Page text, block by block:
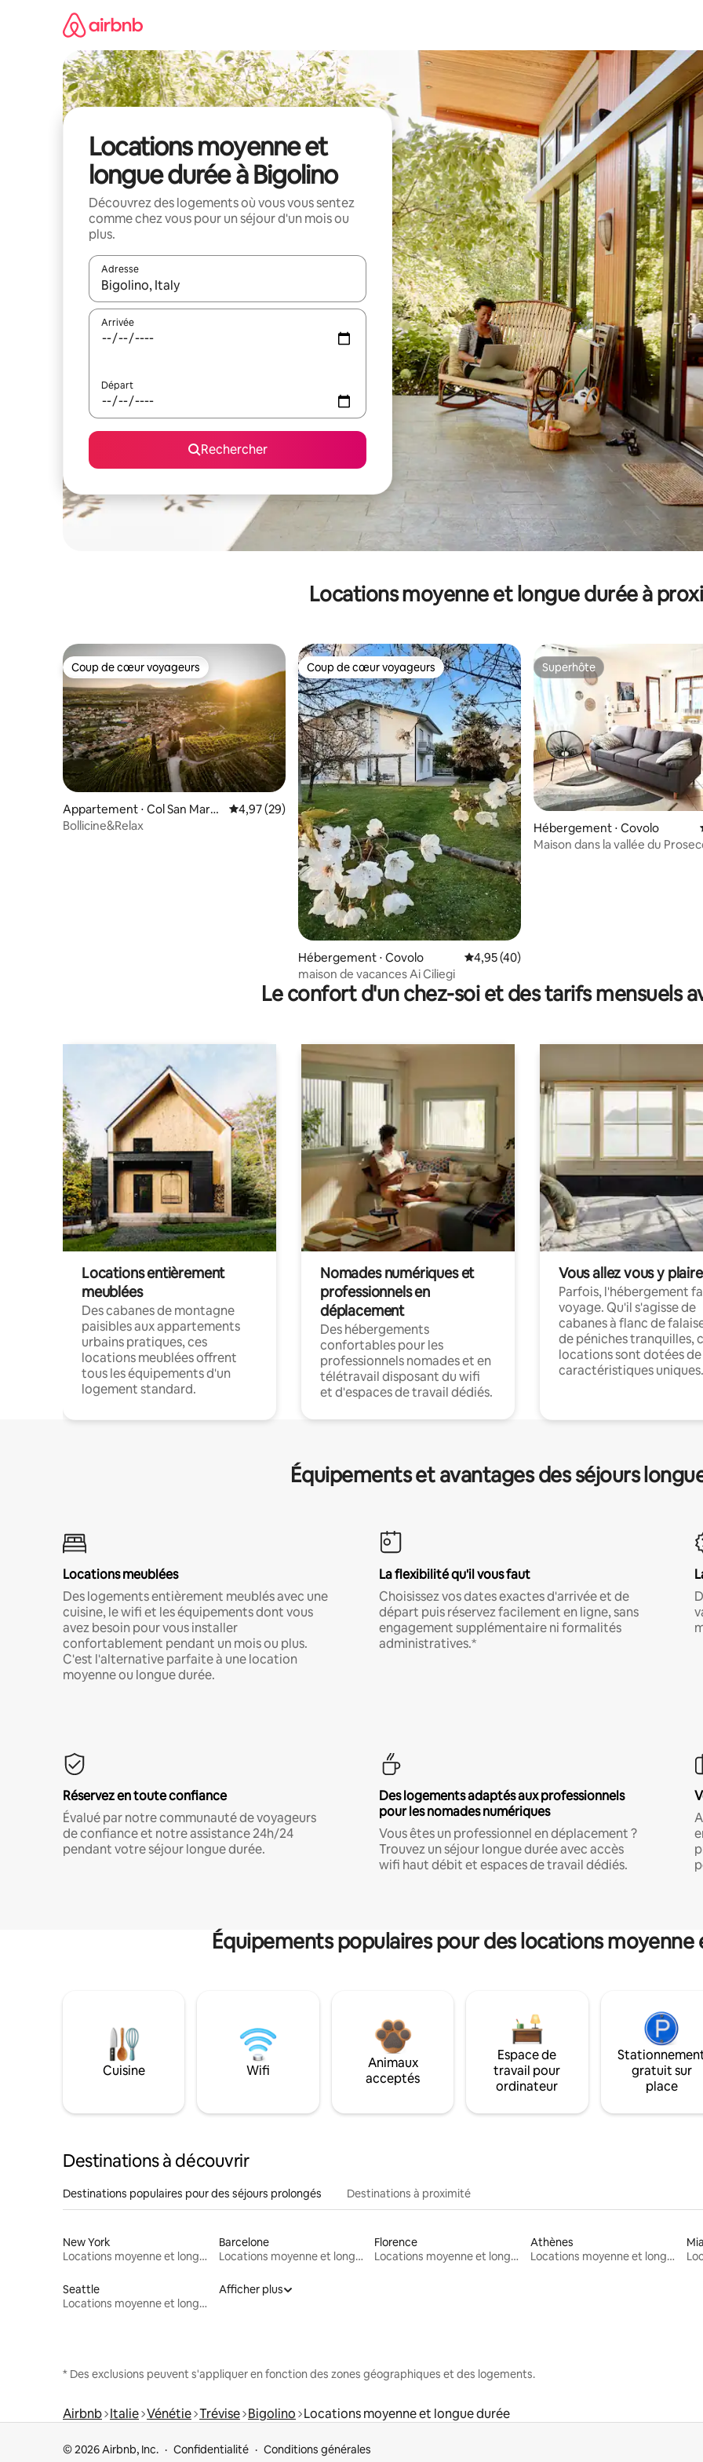
Locations moyenne et
longue durée à Bigolino
Découvrez des logements où vous vous sentez
comme chez vous pour un séjour d'un mois ou
plus.
Adresse
Lorsque les résultats s'affichent, utilisez les flèches vers le haut et vers le bas pour les parcourir ou en appuyant et en
Arrivée
Départ
Rechercher
Locations moyenne et longue durée à
Coup de cœur voyageurs
Coup de cœur voyageurs
Appartement ⋅ Col San Marti
no
Évaluation moyenne sur la base de 29 commentaires : 4,97 sur 5
4,97 (29)
Bollicine&Relax
Coup de cœur voyageurs
Coup de cœur voyageurs
Hébergement ⋅ Covolo Évaluation moyenne sur la base de 40
4,95 (40)
maison de vacances Ai Ciliegi
Superhôte
Superhôte
Hébergement ⋅ Covolo
Maison dans la vallée du
Le confort d'un chez-soi et des tarifs mensuels
Locations entièrement
meublées
Des cabanes de montagne
paisibles aux appartements
urbains pratiques, ces
locations meublées offrent
tous les équipements d'un
logement standard.
Nomades numériques et
professionnels en
déplacement
Des hébergements
confortables pour les
professionnels nomades et en
télétravail disposant du wifi
et d'espaces de travail dédiés.
Vous allez vous y plaire
Parfois, l'hébergement
voyage. Qu'il s'agisse de
cabanes à flanc de
de péniches tranquilles,
locations sont dotées de
caractéristiques uniques.
Équipements et avantages des séjours
Locations meublées
Des logements entièrement meublés avec une
cuisine, le wifi et les équipements dont vous
avez besoin pour vous installer
confortablement pendant un mois ou plus.
C'est l'alternative parfaite à une location
moyenne ou longue durée.
La flexibilité qu'il vous faut
Choisissez vos dates exactes d'arrivée et de
départ puis réservez facilement en ligne, sans
engagement supplémentaire ni formalités
administratives.*
Réservez en toute confiance
Évalué par notre communauté de voyageurs
de confiance et notre assistance 24h/24
pendant votre séjour longue durée.
Des logements adaptés aux professionnels
pour les nomades numériques
Vous êtes un professionnel en déplacement ?
Trouvez un séjour longue durée avec accès
wifi haut débit et espaces de travail dédiés.
Équipements populaires pour des locations
Cuisine Wifi
Animaux
acceptés
Espace de
travail pour
ordinateur
gratuit sur
place
Destinations à découvrir
Destinations populaires pour des séjours prolongés Destinations à proximité
New York
Locations moyenne et longue durée
Barcelone
Locations moyenne et longue durée
Florence
Locations moyenne et longue durée
Athènes
Locations moyenne et longue durée
Seattle
Locations moyenne et longue durée
Afficher plus
* Des exclusions peuvent s'appliquer en fonction des zones géographiques et des logements.
Airbnb Italie Vénétie Trévise Bigolino Locations moyenne et longue durée
© 2026 Airbnb, Inc. Confidentialité Conditions générales